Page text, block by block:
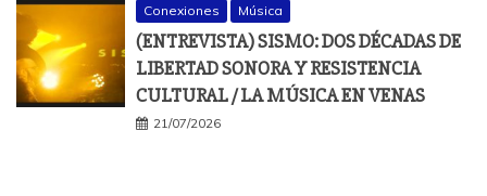
Conexiones Música
(ENTREVISTA) SISMO: DOS DÉCADAS DE
LIBERTAD SONORA Y RESISTENCIA
CULTURAL / LA MÚSICA EN VENAS
21/07/2026